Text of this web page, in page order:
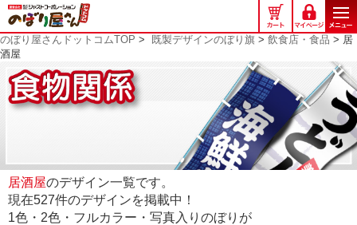
の
ぼ
り
屋
さ
ん
コ
ム
のぼり屋さんドットコムTOP > 既製デザインのぼり旗 > 飲食店・食品 > 居
酒屋
居酒屋のデザイン一覧です。
現在527件のデザインを掲載中！
1色・2色・フルカラー・写真入りのぼりが